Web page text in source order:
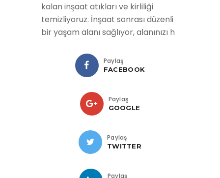
kalan inşaat atıkları ve kirliliği
temizliyoruz. İnşaat sonrası düzenli
bir yaşam alanı sağlıyor, alanınızı h
Paylaş
FACEBOOK
Paylaş
GOOGLE
Paylaş
TWITTER
Paylaş